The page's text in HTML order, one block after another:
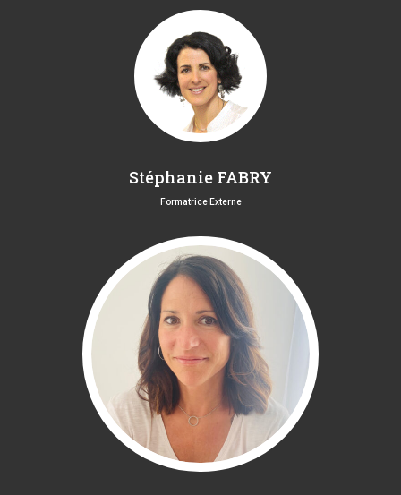
Stéphanie FABRY
Formatrice Externe